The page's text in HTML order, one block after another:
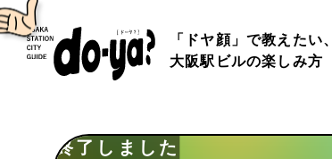
「ドヤ顔」で教えたい、
大阪駅ビルの楽しみ方
終了しました